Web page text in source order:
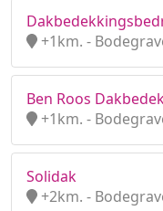
+1km. -
Ben Roos
+1km. -
Solidak
+2km. -